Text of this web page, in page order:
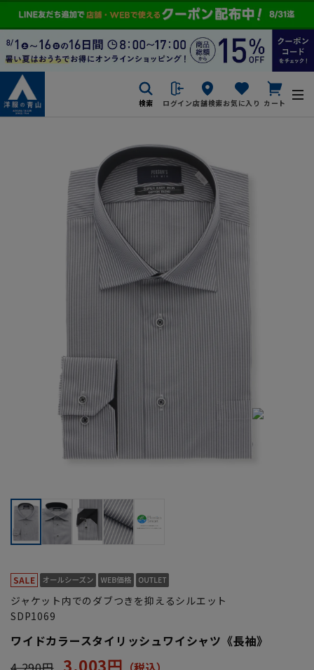
検索 ログイン店舗検索お気に入り カート
ジャケット内でのダブつきを抑えるシルエット
SDP1069
ワイドカラースタイリッシュワイシャツ《長袖》
3,003円